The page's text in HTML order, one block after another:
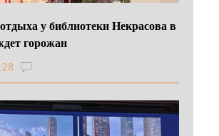
у библиотеки Некрасова в
горожан